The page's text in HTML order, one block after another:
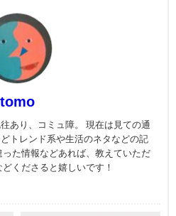
tomo
あり、コミュ障。 現在は見ての通
トレンド系や生活のネタなどの記
た情報などあれば、教えていただ
くださると嬉しいです！